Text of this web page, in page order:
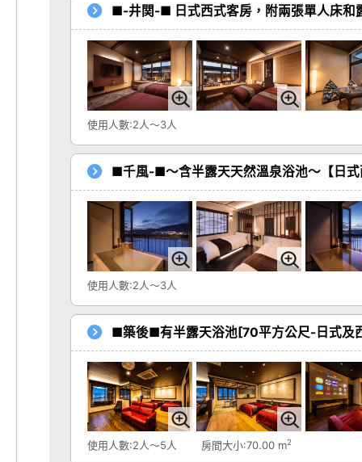
■-井関-■ 日式西式客房，附兩張單人床和
使用人數:2人～3人
■千風-■～含半露天天然溫泉浴池～【日式
使用人數:2人～3人
■築後■有半露天浴池[70平方公尺-日式及
使用人數:2人～5人 房間大小:70.00 m2